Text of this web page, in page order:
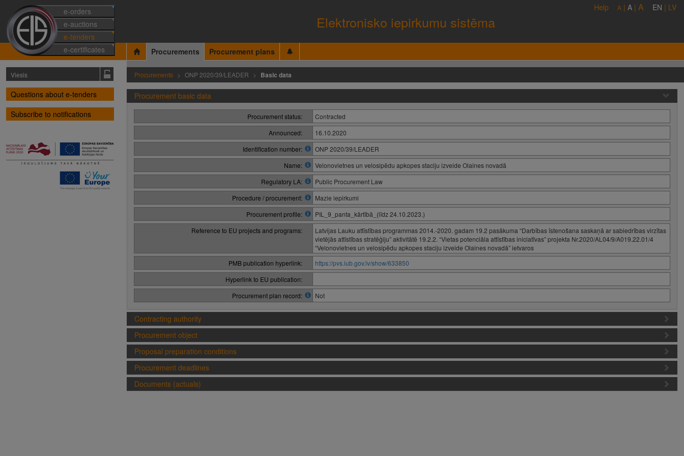
e-orders
e-auctions
e-tenders
e-certificates
Elektronisko iepirkumu sistēma
Help A | A | A EN | LV
Procurements Procurement plans
Viesis
Questions about e-tenders
Subscribe to notifications
Procurements ONP 2020/39/LEADER Basic data
Procurement basic data
Procurement status:
Contracted
Announced:
16.10.2020
Identification number:
ONP 2020/39/LEADER
Name:
Velonovietnes un velosipēdu apkopes staciju izveide Olaines novadā
Regulatory LA:
Public Procurement Law
Procedure / procurement:
Mazie iepirkumi
Procurement profile:
PIL_9_panta_kārtībā_(līdz 24.10.2023.)
Reference to EU projects and programs:
Latvijas Lauku attīstības programmas 2014.-2020. gadam 19.2 pasākuma “Darbības īstenošana saskaņā ar sabiedrības virzītas
vietējās attīstības stratēģiju” aktivitātē 19.2.2. “Vietas potenciāla attīstības iniciatīvas” projekta Nr.2020/AL04/9/A019.22.01/4
“Velonovietnes un velosipēdu apkopes staciju izveide Olaines novadā” ietvaros
PMB publication hyperlink:
https://pvs.iub.gov.lv/show/633850
Hyperlink to EU publication:
Procurement plan record:
Not
Contracting authority
Procurement object
Proposal preparation conditions
Procurement deadlines
Documents (actuals)